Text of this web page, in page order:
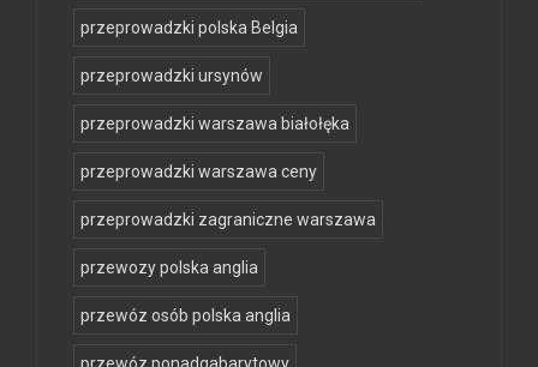
przeprowadzki polska Belgia
przeprowadzki ursynów
przeprowadzki warszawa białołęka
przeprowadzki warszawa ceny
przeprowadzki zagraniczne warszawa
przewozy polska anglia
przewóz osób polska anglia